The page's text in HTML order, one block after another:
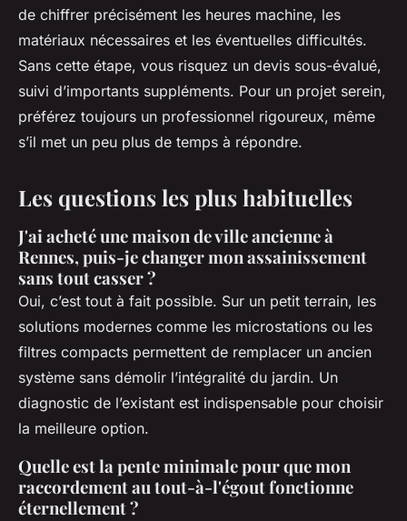
de chiffrer précisément les heures machine, les
matériaux nécessaires et les éventuelles difficultés.
Sans cette étape, vous risquez un devis sous-évalué,
suivi d’importants suppléments. Pour un projet serein,
préférez toujours un professionnel rigoureux, même
s’il met un peu plus de temps à répondre.
Les questions les plus habituelles
J'ai acheté une maison de ville ancienne à
Rennes, puis-je changer mon assainissement
sans tout casser ?
Oui, c’est tout à fait possible. Sur un petit terrain, les
solutions modernes comme les microstations ou les
filtres compacts permettent de remplacer un ancien
système sans démolir l’intégralité du jardin. Un
diagnostic de l’existant est indispensable pour choisir
la meilleure option.
Quelle est la pente minimale pour que mon
raccordement au tout-à-l'égout fonctionne
éternellement ?